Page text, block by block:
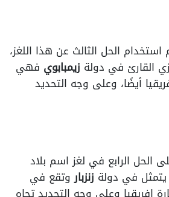
الحل الثالث عن هذا اللغز،
القارئ في دولة زيمبابوي فهي
أيضًا، وعلى وجه التحديد
الحل الرابع في لغز اسم بلاد
في دولة زنزباروتقع في